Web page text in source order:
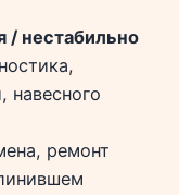
/ нестабильно
навесного
ремонт